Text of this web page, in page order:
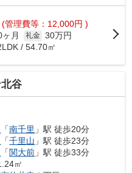
(管理費等：12,000円 )
ヶ月 礼金 30万円
/ 54.70㎡
谷
「南千里 」駅 徒歩20分
「千里山 」駅 徒歩23分
「関大前 」駅 徒歩33分
㎡